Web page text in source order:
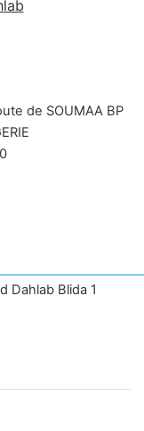
de SOUMAA BP
Dahlab Blida 1